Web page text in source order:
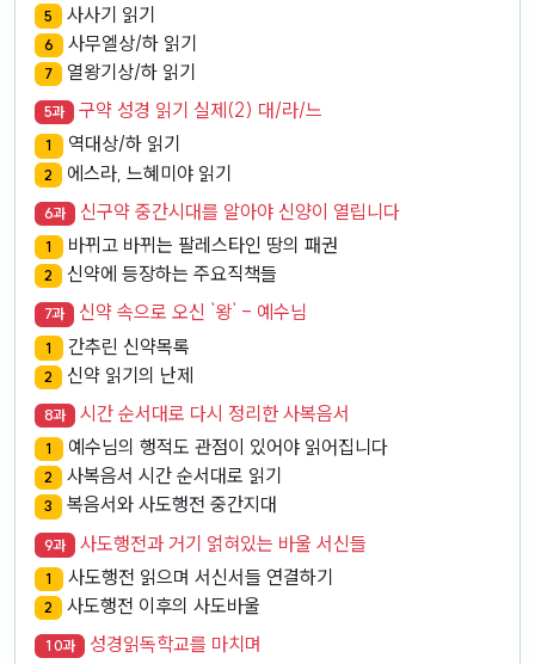
5 사사기 읽기
6 사무엘상/하 읽기
7 열왕기상/하 읽기
5과 구약 성경 읽기 실제(2) 대/라/느
1 역대상/하 읽기
2 에스라, 느혜미야 읽기
6과 신구약 중간시대를 알아야 신양이 열립니다
1 바뀌고 바뀌는 팔레스타인 땅의 패권
2 신약에 등장하는 주요직책들
7과 신약 속으로 오신 `왕` - 예수님
1 간추린 신약목록
2 신약 읽기의 난제
8과 시간 순서대로 다시 정리한 사복음서
1 예수님의 행적도 관점이 있어야 읽어집니다
2 사복음서 시간 순서대로 읽기
3 복음서와 사도행전 중간지대
9과 사도행전과 거기 얽혀있는 바울 서신들
1 사도행전 읽으며 서신서들 연결하기
2 사도행전 이후의 사도바울
10과 성경읽독학교를 마치며